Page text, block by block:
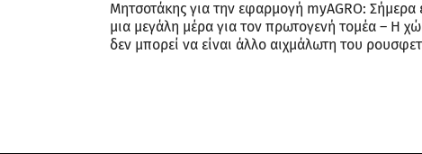
Μητσοτάκης για την εφαρμογή myAGRO: Σήμερα
μια μεγάλη μέρα για τον πρωτογενή τομέα – Η
δεν μπορεί να είναι άλλο αιχμάλωτη του